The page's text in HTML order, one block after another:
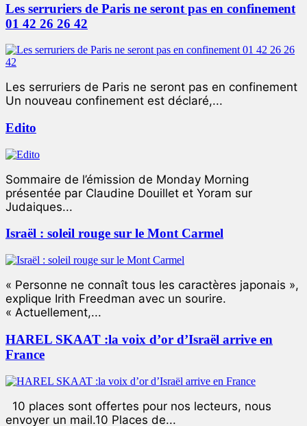
Les serruriers de Paris ne seront pas en confinement
01 42 26 26 42
Les serruriers de Paris ne seront pas en confinement
Un nouveau confinement est déclaré,...
Edito
Sommaire de l’émission de Monday Morning
présentée par Claudine Douillet et Yoram sur
Judaiques...
Israël : soleil rouge sur le Mont Carmel
« Personne ne connaît tous les caractères japonais »,
explique Irith Freedman avec un sourire.
« Actuellement,...
HAREL SKAAT :la voix d’or d’Israël arrive en
France
10 places sont offertes pour nos lecteurs, nous
envoyer un mail.10 Places de...